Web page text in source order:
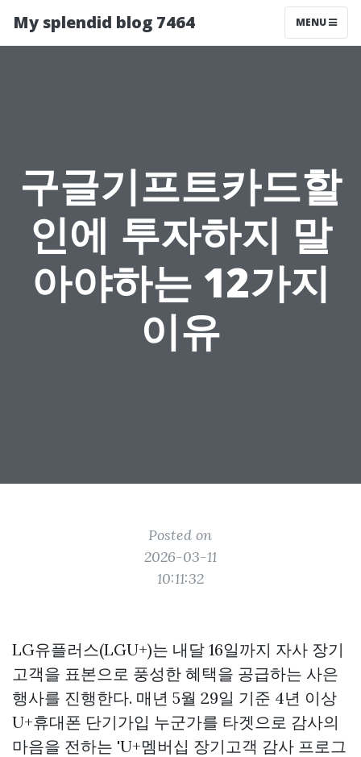
My splendid blog 7464 MENU
구글기프트카드할
인에 투자하지 말
아야하는 12가지
이유
Posted on
2026-03-11
10:11:32
LG유플러스(LGU+)는 내달 16일까지 자사 장기
고객을 표본으로 풍성한 혜택을 공급하는 사은
행사를 진행한다. 매년 5월 29일 기준 4년 이상
U+휴대폰 단기가입 누군가를 타겟으로 감사의
마음을 전하는 'U+멤버십 장기고객 감사 프로그